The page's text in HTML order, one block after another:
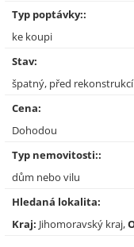
Typ poptávky::
ke koupi
Stav:
špatný, před rekonstrukcí
Cena:
Dohodou
Typ nemovitosti::
dům nebo vilu
Hledaná lokalita:
Kraj: Jihomoravský kraj,